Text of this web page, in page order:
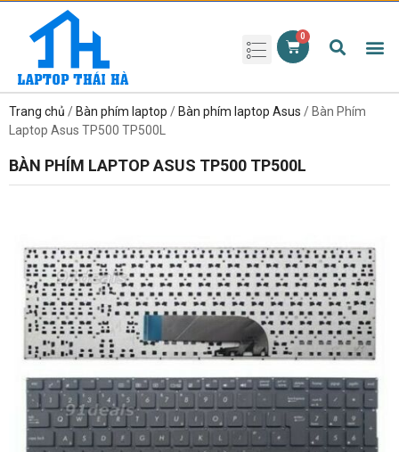
Trang chủ / Bàn phím laptop / Bàn phím laptop Asus / Bàn Phím
Laptop Asus TP500 TP500L
BÀN PHÍM LAPTOP ASUS TP500 TP500L